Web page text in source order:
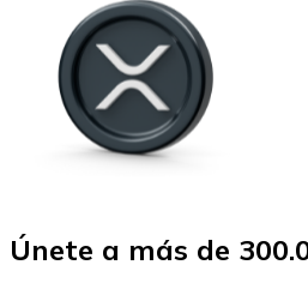
Únete a más de